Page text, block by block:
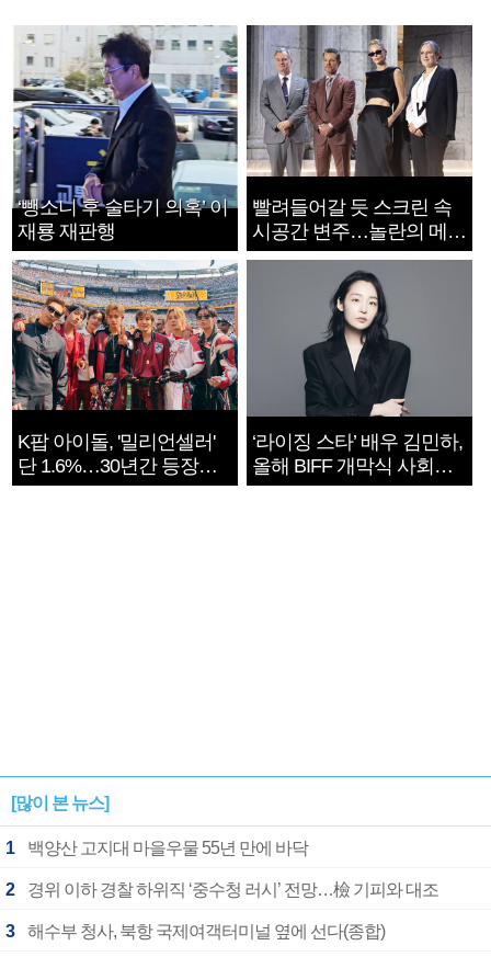
‘뺑소니 후 술타기 의혹’ 이
재룡 재판행
빨려들어갈 듯 스크린 속
시공간 변주…놀란의 메시
지는 ‘전쟁 속죄’
K팝 아이돌, '밀리언셀러'
단 1.6%…30년간 등장
1182개팀 전수조사
‘라이징 스타’ 배우 김민하,
올해 BIFF 개막식 사회자
확정
[많이 본 뉴스]
1 백양산 고지대 마을우물 55년 만에 바닥
2 경위 이하 경찰 하위직 ‘중수청 러시’ 전망…檢 기피와 대조
3 해수부 청사, 북항 국제여객터미널 옆에 선다(종합)